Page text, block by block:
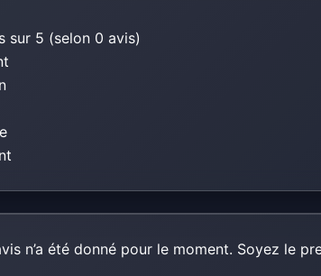
sur 5 (selon 0 avis)
n’a été donné pour le moment. Soyez le